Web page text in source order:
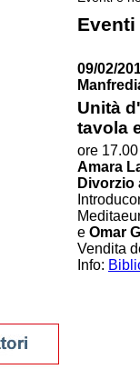
Eventi
09/02/
Unità
tavola
ore 17.00
Amara
Divorzio
e Omar
Vendita
Info: